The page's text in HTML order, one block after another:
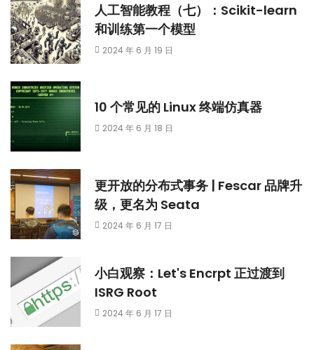
人工智能教程（七）：Scikit-learn
和训练第一个模型
2024 年 6 月 19 日
10 个常见的 Linux 终端仿真器
2024 年 6 月 18 日
更开放的分布式事务 | Fescar 品牌升
级，更名为 Seata
2024 年 6 月 17 日
小白观察：Let's Encrpt 正过渡到
ISRG Root
2024 年 6 月 17 日